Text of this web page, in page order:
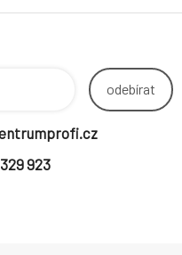
odebírat
923